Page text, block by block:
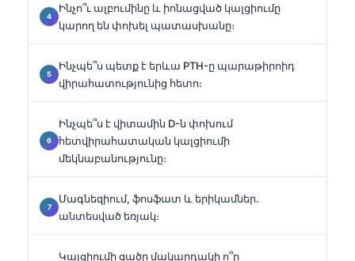
Ինչո՞ւ ալբումինը և իոնացված կալցիումը
կարող են փոխել պատասխանը։
Ինչպե՞ս պետք է երևա PTH-ը պարաթիրոիդ
վիրահատությունից հետո։
Ինչպե՞ս է վիտամին D-ն փոխում
հետվիրահատական կալցիումի
մեկնաբանությունը։
Մագնեզիում, ֆոսֆատ և երիկամներ․
անտեսված եռյակ։
Կալցիումի ցածր մակարդակի ո՞ր